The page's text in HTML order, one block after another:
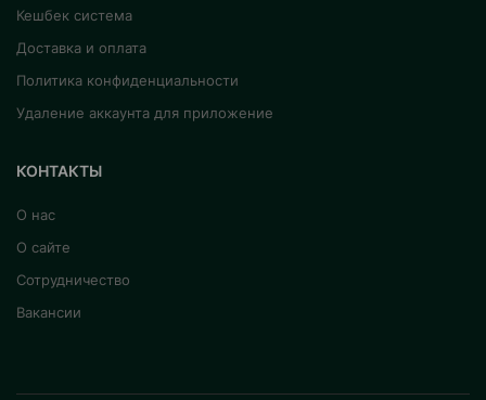
жизни вашей кошки на долгие годы.
Кешбек система
Доставка и оплата
Политика конфиденциальности
Удаление аккаунта для приложение
КОНТАКТЫ
О нас
О сайте
Сотрудничество
Вакансии